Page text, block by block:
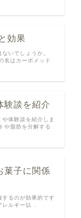
効果
いでしょうか。
名はカーボメッド
験談を紹介
体験談を紹介しま
や脂肪を分解する
菓子に関係
るのが効果的です
レルギー以 …